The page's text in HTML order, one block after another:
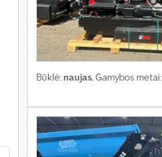
Būklė: naujas, Gamybos metai: